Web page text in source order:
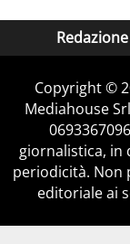
Redazione
Copyright ©
Mediahouse
giornalistica, in
periodicità.
editoriale ai